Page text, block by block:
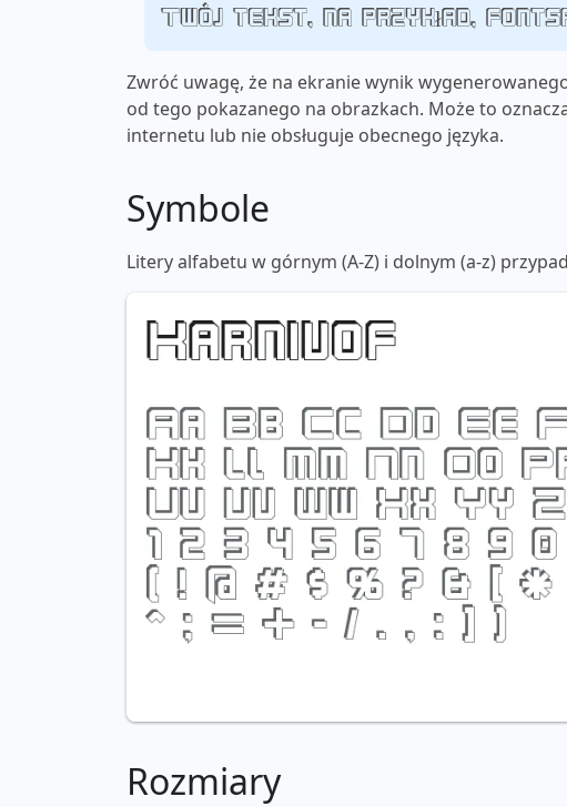
Twój tekst, na przykład,
Zwróć uwagę, że na ekranie wynik
od tego pokazanego na obrazkach. Może to
internetu lub nie obsługuje obecnego języka.
Symbole
Litery alfabetu w górnym (A-Z) i dolnym (a-z)
Rozmiary